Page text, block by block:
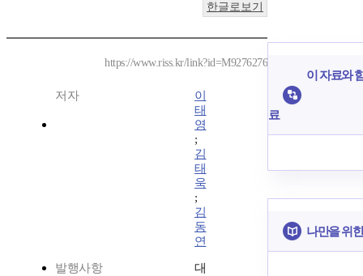
한글로보기
https://www.riss.kr/link?id=M9276276
저자
이
태
영
;
김
태
욱
;
김
동
연
발행사항
대
이 자료와
료
나만을 위